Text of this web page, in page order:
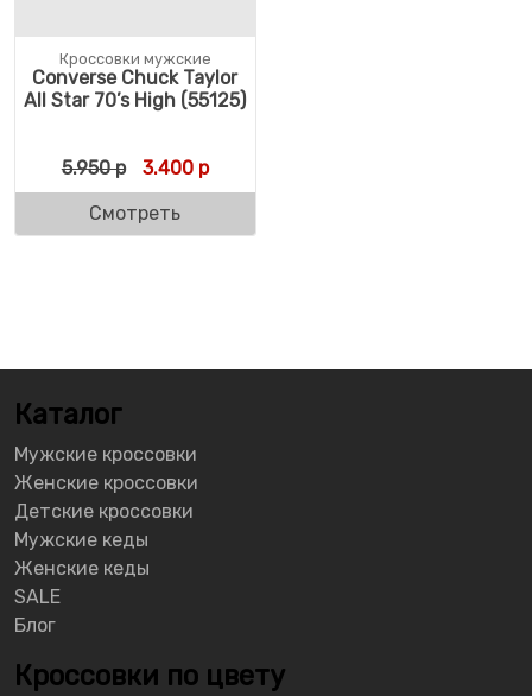
Кроссовки мужские
Converse Chuck Taylor
All Star 70’s High (55125)
5.950р Первоначальная цена составляла 5.950 р.
3.400рТекущая цена: 3.400 р.
Смотреть
Каталог
Мужские кроссовки
Женские кроссовки
Детские кроссовки
Мужские кеды
Женские кеды
SALE
Блог
Кроссовки по цвету